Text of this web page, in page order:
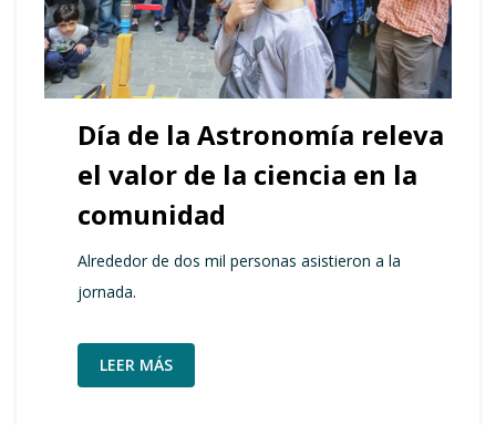
Día de la Astronomía releva
el valor de la ciencia en la
comunidad
Alrededor de dos mil personas asistieron a la
jornada.
LEER MÁS